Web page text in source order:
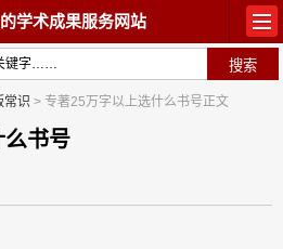
学术成果服务网站
常识 > 专著25万字以上选什么书号正文
么书号